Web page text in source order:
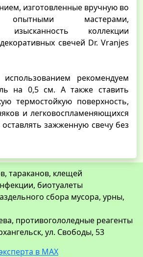
изготовленные вручную во
опытными мастерами,
изысканность коллекции
свечей Dr. Vranjes
рекомендуем
на 0,5 см. А также ставить
термостойкую поверхность,
и легковоспламеняющихся
зажженную свечу без
тараканов, клещей
биотуалеты
сбора мусора, урны,
противогололедные реагенты
ул. Свободы, 53
в MAX